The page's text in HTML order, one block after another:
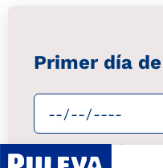
Primer día
Periodo de